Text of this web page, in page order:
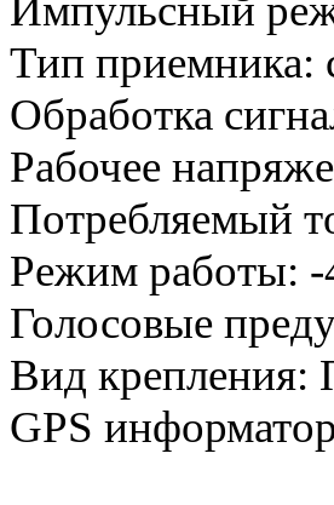
Импульсный
Тип приемника:
Обработка
Рабочее
Потребляемый
Режим работы: -
Голосовые
Вид крепления:
GPS информатор